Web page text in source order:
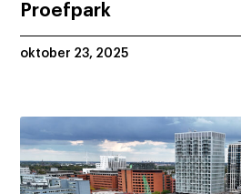
Proefpark
oktober 23, 2025